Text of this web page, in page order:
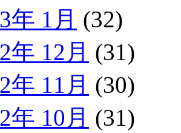
年 1月 (32)
年 12月 (31)
年 11月 (30)
年 10月 (31)